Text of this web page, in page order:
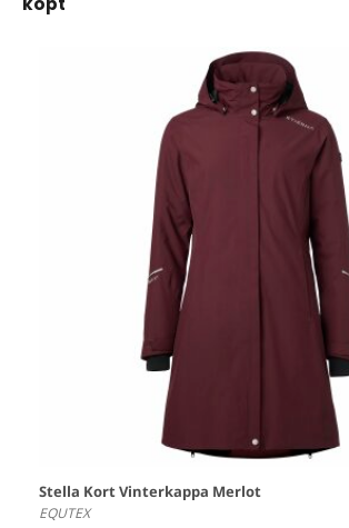
Stella Kort Vinterkappa Merlot
EQUTEX